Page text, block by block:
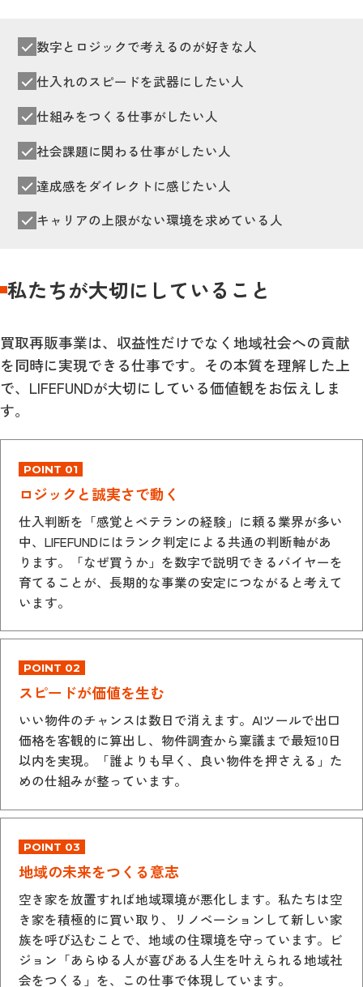
数字とロジックで考えるのが好きな人
仕入れのスピードを武器にしたい人
仕組みをつくる仕事がしたい人
社会課題に関わる仕事がしたい人
達成感をダイレクトに感じたい人
キャリアの上限がない環境を求めている人
私たちが大切にしていること
買取再販事業は、収益性だけでなく地域社会への貢献
を同時に実現できる仕事です。その本質を理解した上
で、LIFEFUNDが大切にしている価値観をお伝えしま
す。
POINT 01
ロジックと誠実さで動く
仕入判断を「感覚とベテランの経験」に頼る業界が多い
中、LIFEFUNDにはランク判定による共通の判断軸があ
ります。「なぜ買うか」を数字で説明できるバイヤーを
育てることが、長期的な事業の安定につながると考えて
います。
POINT 02
スピードが価値を生む
いい物件のチャンスは数日で消えます。AIツールで出口
価格を客観的に算出し、物件調査から稟議まで最短10日
以内を実現。「誰よりも早く、良い物件を押さえる」た
めの仕組みが整っています。
POINT 03
地域の未来をつくる意志
空き家を放置すれば地域環境が悪化します。私たちは空
き家を積極的に買い取り、リノベーションして新しい家
族を呼び込むことで、地域の住環境を守っています。ビ
ジョン「あらゆる人が喜びある人生を叶えられる地域社
会をつくる」を、この仕事で体現しています。